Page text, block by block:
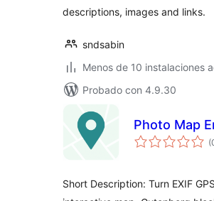
descriptions, images and links.
sndsabin
Menos de 10 instalaciones
Probado con 4.9.30
Photo Map
Short Description: Turn EXIF